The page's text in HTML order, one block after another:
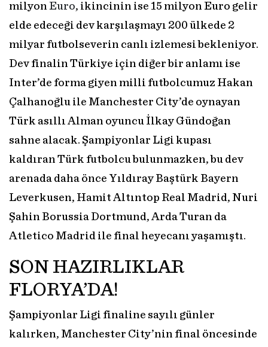
milyon Euro, ikincinin ise 15 milyon Euro gelir
elde edeceği dev karşılaşmayı 200 ülkede 2
milyar futbolseverin canlı izlemesi bekleniyor.
Dev finalin Türkiye için diğer bir anlamı ise
Inter’de forma giyen milli futbolcumuz Hakan
Çalhanoğlu ile Manchester City’de oynayan
Türk asıllı Alman oyuncu İlkay Gündoğan
sahne alacak. Şampiyonlar Ligi kupası
kaldıran Türk futbolcu bulunmazken, bu dev
arenada daha önce Yıldıray Baştürk Bayern
Leverkusen, Hamit Altıntop Real Madrid, Nuri
Şahin Borussia Dortmund, Arda Turan da
Atletico Madrid ile final heyecanı yaşamıştı.
SON HAZIRLIKLAR
FLORYA’DA!
Şampiyonlar Ligi finaline sayılı günler
kalırken, Manchester City’nin final öncesinde